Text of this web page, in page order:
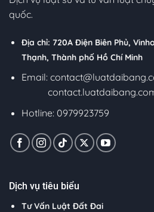
quốc.
Địa chỉ: 720A Điện Biên Phủ,
Thạnh, Thành phố Hồ Chí Minh
Email:
Hotline: 0979923759
Dịch vụ tiêu biểu
Tư Vấn Luật Đất Đai